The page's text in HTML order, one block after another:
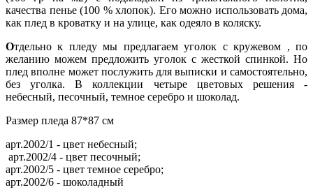
качества пенье (100 % хлопок). Его можно использовать дома,
как плед в кроватку и на улице, как одеяло в коляску.
Отдельно к пледу мы предлагаем уголок с кружевом , по
желанию можем предложить уголок с жесткой спинкой. Но
плед вполне может послужить для выписки и самостоятельно,
без уголка. В коллекции четыре цветовых решения -
небесный, песочный, темное серебро и шоколад.
Размер пледа 87*87 см
арт.2002/1 - цвет небесный;
арт.2002/4 - цвет песочный;
арт.2002/5 - цвет темное серебро;
арт.2002/6 - шоколадный